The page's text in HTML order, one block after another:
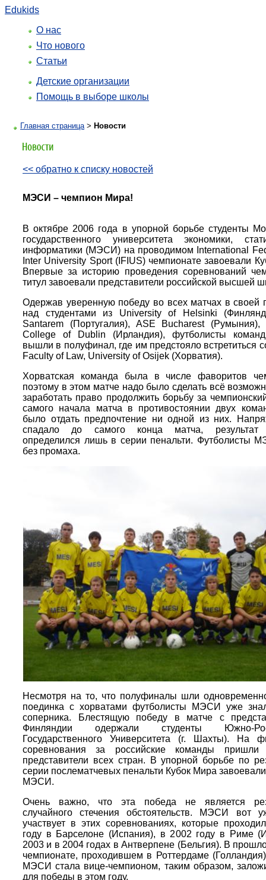
Edukids
О нас
Что нового
Статьи
Детские организации
Помощь в выборе школы
Главная страница> Новости
<< обратно к списку новостей
МЭСИ – чемпион Мира!
В октябре 2006 года в упорной борьбе студенты
государственного университета экономики,
информатики (МЭСИ) на проводимом International
Inter University Sport (IFIUS) чемпионате завоевали
Впервые за историю проведения соревнований
титул завоевали представители российской высшей
Одержав уверенную победу во всех матчах в своей
над студентами из University of Helsinki
Santarem (Португалия), ASE Bucharest (Румыния),
College of Dublin (Ирландия), футболисты
вышли в полуфинал, где им предстояло встретиться
Faculty of Law, University of Osijek (Хорватия).
Хорватская команда была в числе фаворитов
поэтому в этом матче надо было сделать всё
заработать право продолжить борьбу за
самого начала матча в противостоянии двух
было отдать предпочтение ни одной из них.
спадало до самого конца матча, результат
определился лишь в серии пенальти. Футболисты
без промаха.
Несмотря на то, что полуфиналы шли
поединка с хорватами футболисты МЭСИ уже
соперника. Блестящую победу в матче с
Финляндии одержали студенты Южно-
Государственного Университета (г. Шахты). На
соревнования за российские команды пришли
представители всех стран. В упорной борьбе по
серии послематчевых пенальти Кубок Мира
МЭСИ.
Очень важно, что эта победа не является
случайного стечения обстоятельств. МЭСИ вот
участвует в этих соревнованиях, которые
году в Барселоне (Испания), в 2002 году в Риме
2003 и в 2004 годах в Антверпене (Бельгия). В
чемпионате, проходившем в Роттердаме
МЭСИ стала вице-чемпионом, таким образом,
для победы в этом году.